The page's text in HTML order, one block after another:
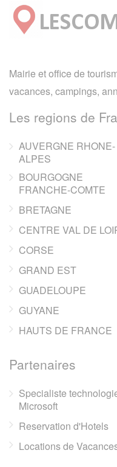
Mairie et office de
vacances, campings,
Les regions de
AUVERGNE RHONE-
ALPES
BOURGOGNE
FRANCHE-COMTE
BRETAGNE
CENTRE VAL DE
CORSE
GRAND EST
GUADELOUPE
GUYANE
HAUTS DE FRANCE
Partenaires
Specialiste
Microsoft
Reservation d'Hotels
Locations de